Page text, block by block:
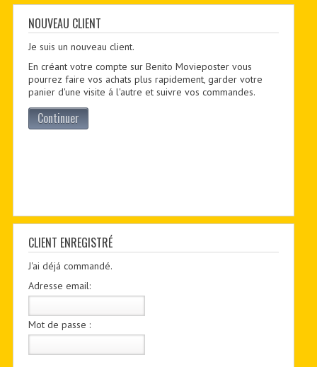
CUSTOM PDF
NOUVEAU CLIENT
Je suis un nouveau client.
En créant votre compte sur Benito Movieposter vous
pourrez faire vos achats plus rapidement, garder votre
panier d'une visite á l'autre et suivre vos commandes.
Continuer
CLIENT ENREGISTRÉ
J'ai déjá commandé.
Adresse email:
Mot de passe :